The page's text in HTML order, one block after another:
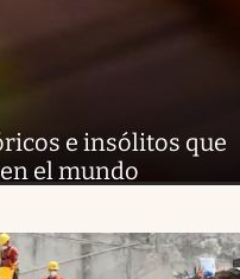
e insólitos que
el mundo